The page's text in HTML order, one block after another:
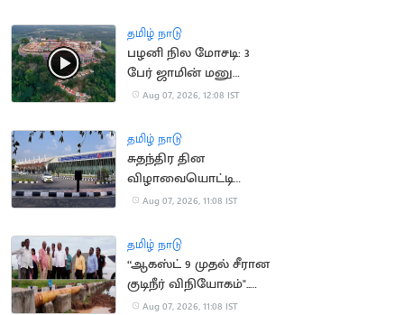
கோரிக்கை
தமிழ் நாடு
பழனி நில மோசடி: 3
பேர் ஜாமின் மனு
தள்ளுபடி
Aug 07, 2026, 12:08 IST
தமிழ் நாடு
சுதந்திர தின
விழாவையொட்டி
விமான நிலையத்துக்கு
செல்ல தடை
Aug 07, 2026, 11:08 IST
தமிழ் நாடு
“ஆகஸ்ட் 9 முதல் சீரான
குடிநீர் விநியோகம்"..
தூத்துக்குடி மேயர் உறுதி
Aug 07, 2026, 11:08 IST